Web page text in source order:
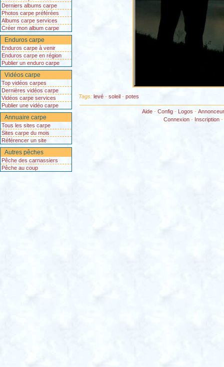
Derniers albums carpe
Photos carpe préférées
Albums carpe services
Créer mon album carpe
Enduros carpe
Enduros carpe à venir
Enduros carpe en région
Publier un enduro carpe
Vidéos carpe
Top vidéos carpes
Dernières vidéos carpe
Vidéos carpe services
Publier une vidéo carpe
Annuaire carpe
Tous les sites carpe
Sites carpe du mois
Référencer un site
Autres pêches
Pêche des carnassiers
Pêche au coup
Tags: levé- soleil- potes
Aide- Config- Logos -
Connexion - Inscription -